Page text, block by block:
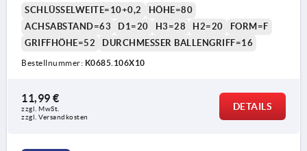
SCHLÜSSELWEITE=10+0,2
HÖHE=80
ACHSABSTAND=63
D1=20 H3=28 H2=20
FORM=F
GRIFFHÖHE=52
DURCHMESSER BALLENGRIFF=16
Bestellnummer: K0685.106X10
11,99 €
zzgl. MwSt.
zzgl. Versandkosten
DETAILS